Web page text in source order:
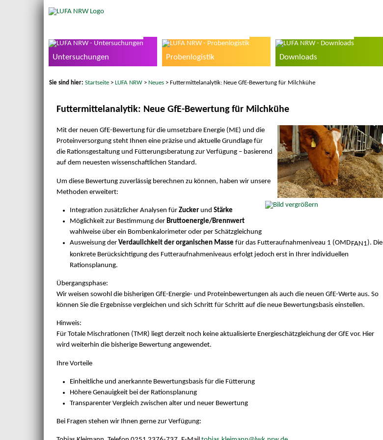
Untersuchungen Probenlogistik Downloads
Sie sind hier:Startseite >LUFA NRW > Neues > Futtermittelanalytik: Neue GfE-Bewertung für Milchkühe
Futtermittelanalytik: Neue GfE-Bewertung für Milchkühe
Mit der neuen GfE-Bewertung für die umsetzbare Energie (ME) und die
Proteinversorgung steht Ihnen eine präzise und aktuelle Grundlage für
die Rationsgestaltung und Fütterungsberatung zur Verfügung – basierend
auf dem neuesten wissenschaftlichen Standard.
Um diese Bewertung zuverlässig berechnen zu können, haben wir unsere
Methoden erweitert:
Integration zusätzlicher Analysen für Zuckerund Stärke
Möglichkeit zur Bestimmung der Bruttoenergie/Brennwert
wahlweise über ein Bombenkalorimeter oder per Schätzgleichung
Ausweisung der Verdaulichkeit der organischen Masse für das Futteraufnahmeniveau 1 (OMDFAN1). Die
konkrete Berücksichtigung des Futteraufnahmeniveaus erfolgt jedoch erst in Ihrer individuellen
Rationsplanung.
Übergangsphase:
Wir weisen sowohl die bisherigen GfE-Energie- und Proteinbewertungen als auch die neuen GfE-Werte aus. So
können Sie die Ergebnisse vergleichen und sich Schritt für Schritt auf die neue Bewertungsbasis einstellen.
Hinweis:
Für Totale Mischrationen (TMR) liegt derzeit noch keine aktualisierte Energieschätzgleichung der GfE vor. Hier
wird weiterhin die bisherige Bewertung angewendet.
Ihre Vorteile
Einheitliche und anerkannte Bewertungsbasis für die Fütterung
Höhere Genauigkeit bei der Rationsplanung
Transparenter Vergleich zwischen alter und neuer Bewertung
Bei Fragen stehen wir Ihnen gerne zur Verfügung: